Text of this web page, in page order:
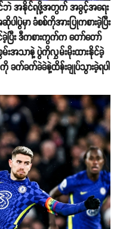
င်ဘဲ အနိုင်ရဖို့အတွက် အခွင့်အရေး
ာ ခံစစ်ကိုအားပြုကစားခဲ့ပြီး
ြီး ဒီကစားကွက်က တော်တော်
းအသာနဲ့ ပွဲကိုလွှမ်းမိုးထားနိုင်ခဲ့
ခက်ခဲခဲနဲ့ထိန်းချုပ်သွားခဲ့ရပါ